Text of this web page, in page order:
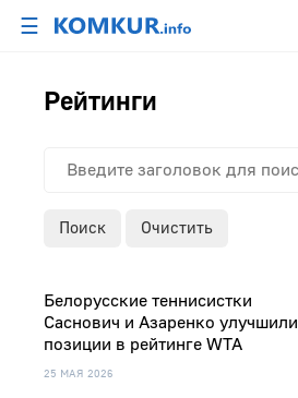
☰
Рейтинги
Поиск Очистить
25 МАЯ 2026
Белорусские теннисистки
Саснович и Азаренко улучшили
позиции в рейтинге WTA